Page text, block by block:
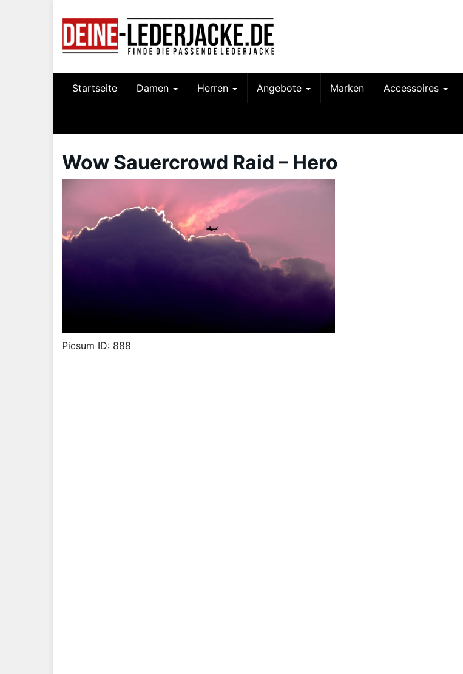
Startseite Damen Herren Angebote Marken Accessoires
Wow Sauercrowd Raid – Hero
Picsum ID: 888